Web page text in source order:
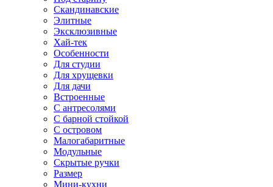
Скандинавские
Элитные
Эксклюзивные
Хай-тек
Особенности
Для студии
Для хрущевки
Для дачи
Встроенные
С антресолями
С барной стойкой
С островом
Малогабаритные
Модульные
Скрытые ручки
Размер
Мини-кухни